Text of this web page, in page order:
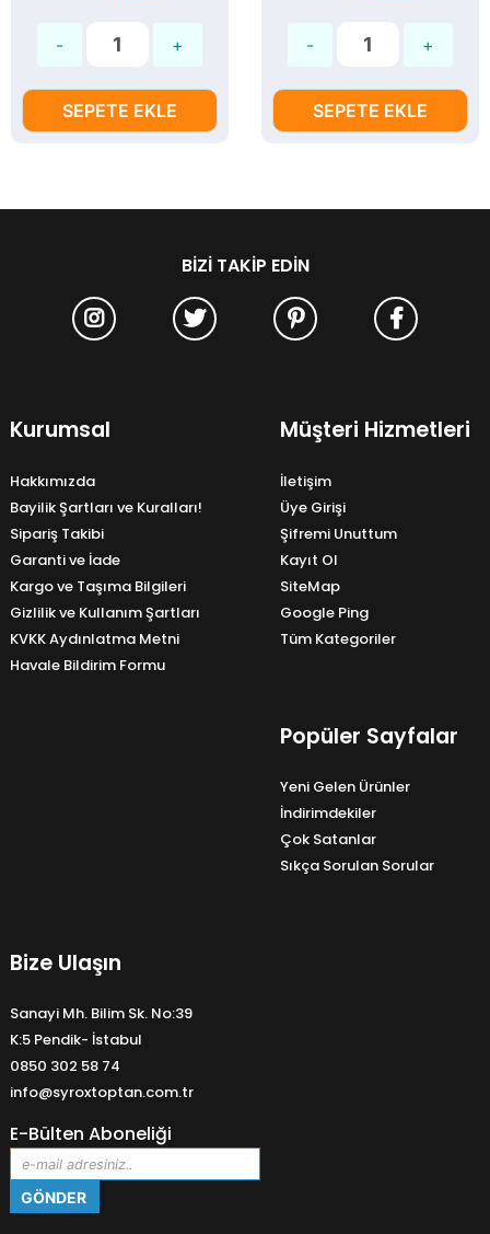
SEPETE EKLE SEPETE EKLE
BIZI TAKIP EDIN
Kurumsal
Hakkımızda
Bayilik Şartları ve Kuralları!
Sipariş Takibi
Garanti ve İade
Kargo ve Taşıma Bilgileri
Gizlilik ve Kullanım Şartları
KVKK Aydınlatma Metni
Havale Bildirim Formu
Müşteri Hizmetleri
İletişim
Üye Girişi
Şifremi Unuttum
Kayıt Ol
SiteMap
Google Ping
Tüm Kategoriler
Popüler Sayfalar
Yeni Gelen Ürünler
İndirimdekiler
Çok Satanlar
Sıkça Sorulan Sorular
Bize Ulaşın
Sanayi Mh. Bilim Sk. No:39
K:5 Pendik- İstabul
0850 302 58 74
info@syroxtoptan.com.tr
E-Bülten Aboneliği